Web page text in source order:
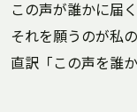
この声が誰かに届
それを願うのが私
直訳「この声を誰